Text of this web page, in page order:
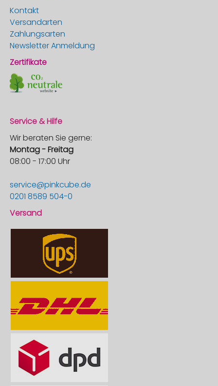
Kontakt
Versandarten
Zahlungsarten
Newsletter Anmeldung
Zertifikate
Service & Hilfe
Wir beraten Sie gerne:
Montag - Freitag
08:00 - 17:00 Uhr
service@pinkcube.de
0201 8589 504-0
Versand